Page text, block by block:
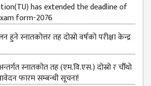
has extended the deadline of
form-2076
हुने स्नातकोत्तर तह दोस्रो वर्षको परीक्षा केन्द्र
स्नातकोत तह (एम.वि.एस.) दोस्रो र चौँथो
फारम सम्बन्धी सूचना!